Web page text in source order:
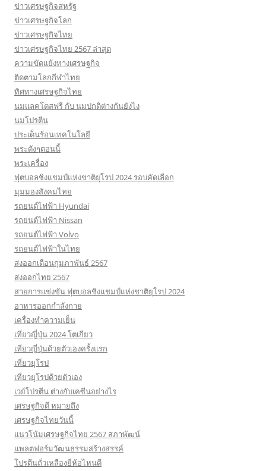
ข่าวเศรษฐกิจสหรัฐ
ข่าวเศรษฐกิจโลก
ข่าวเศรษฐกิจไทย
ข่าวเศรษฐกิจไทย 2567 ล่าสุด
ความขัดแย้งทางเศรษฐกิจ
ติดตามโลกกีฬาไทย
ทิศทางเศรษฐกิจไทย
นมแลคโตสฟรี กับ นมปกติต่างกันยังไง
นมโปรตีน
ประเด็นร้อนเทคโนโลยี
พระดังๆตอนนี้
พระเครื่อง
ฟุตบอลชิงแชมป์แห่งชาติยุโรป 2024 รอบคัดเลือก
มุมมองสังคมไทย
รถยนต์ไฟฟ้า Hyundai
รถยนต์ไฟฟ้า Nissan
รถยนต์ไฟฟ้า Volvo
รถยนต์ไฟฟ้าในไทย
ส่งออกเดือนกุมภาพันธ์ 2567
ส่งออกไทย 2567
สายการแข่งขัน ฟุตบอลชิงแชมป์แห่งชาติยุโรป 2024
อาหารออกกําลังกาย
เครื่องทำความเย็น
เที่ยวญี่ปุ่น 2024 โตเกียว
เที่ยวญี่ปุ่นด้วยตัวเองครั้งแรก
เที่ยวยุโรป
เที่ยวยุโรปด้วยตัวเอง
เวย์โปรตีน ต่างกับเคซีนอย่างไร
เศรษฐกิจดี หมายถึง
เศรษฐกิจไทยวันนี้
แนวโน้มเศรษฐกิจไทย 2567 สภาพัฒน์
แพลตฟอร์มวัฒนธรรมสร้างสรรค์
โปรตีนถั่วเหลืองยี่ห้อไหนดี